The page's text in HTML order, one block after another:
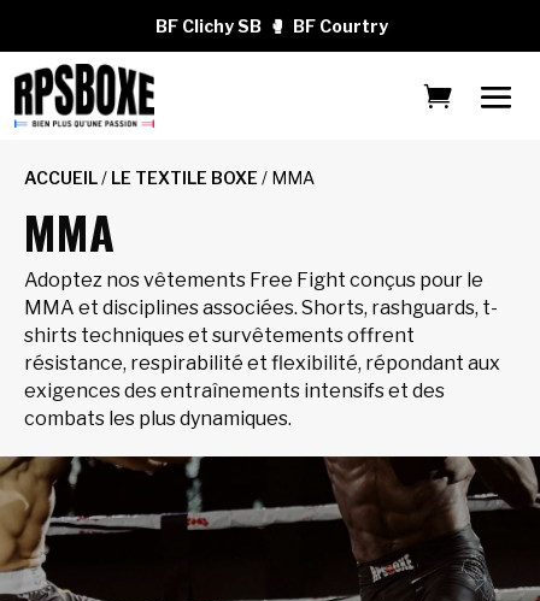
BF Clichy SB 🥊 BF Courtry
ACCUEIL/ LE TEXTILE BOXE / MMA
MMA
Adoptez nos vêtements Free Fight conçus pour le
MMA et disciplines associées. Shorts, rashguards, t-
shirts techniques et survêtements offrent
résistance, respirabilité et flexibilité, répondant aux
exigences des entraînements intensifs et des
combats les plus dynamiques.